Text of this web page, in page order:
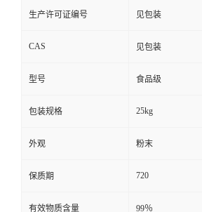
生产许可证编号 见包装
CAS 见包装
型号 食品级
包装规格 25kg
外观 粉末
保质期 720
有效物质含量 99％